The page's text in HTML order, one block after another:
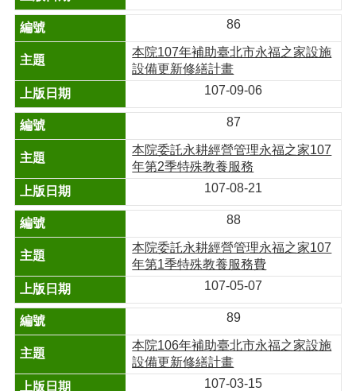
86
本院107年補助臺北市永福之家設施
設備更新修繕計畫
107-09-06
87
本院委託永耕經營管理永福之家107
年第2季特殊教養服務
107-08-21
88
本院委託永耕經營管理永福之家107
年第1季特殊教養服務費
107-05-07
89
本院106年補助臺北市永福之家設施
設備更新修繕計畫
107-03-15